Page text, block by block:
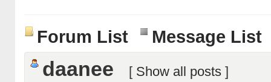
Forum List Message List
daanee [ Show all posts ]